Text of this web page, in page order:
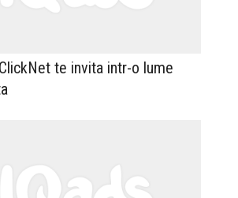
te invita intr-o lume